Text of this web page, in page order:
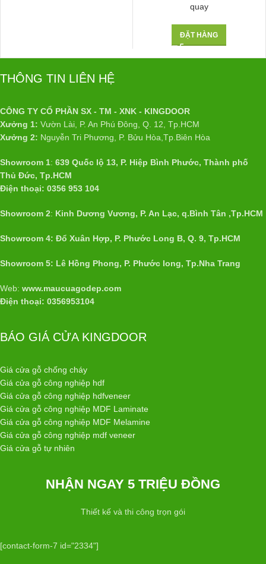
quay
ĐẶT HÀNG
THÔNG TIN LIÊN HỆ
CÔNG TY CỔ PHẦN SX - TM - XNK - KINGDOOR
Xưởng 1: Vườn Lài, P. An Phú Đông, Q. 12, Tp.HCM
Xưởng 2: Nguyễn Tri Phương, P. Bửu Hòa,Tp.Biên Hòa
Showroom 1: 639 Quốc lộ 13, P. Hiệp Bình Phước, Thành phố
Thủ Đức, Tp.HCM
Điện thoại: 0356 953 104
Showroom 2: Kinh Dương Vương, P. An Lạc, q.Bình Tân ,Tp.HCM
Showroom 4: Đổ Xuân Hợp, P. Phước Long B, Q. 9, Tp.HCM
Showroom 5: Lê Hồng Phong, P. Phước long, Tp.Nha Trang
Web: www.maucuagodep.com
Điện thoại: 0356953104
BÁO GIÁ CỬA KINGDOOR
Giá cửa gỗ chống cháy
Giá cửa gỗ công nghiệp hdf
Giá cửa gỗ công nghiệp hdfveneer
Giá cửa gỗ công nghiệp MDF Laminate
Giá cửa gỗ công nghiệp MDF Melamine
Giá cửa gỗ công nghiệp mdf veneer
Giá cửa gỗ tự nhiên
NHẬN NGAY 5 TRIỆU ĐỒNG
Thiết kế và thi công trọn gói
[contact-form-7 id="2334"]